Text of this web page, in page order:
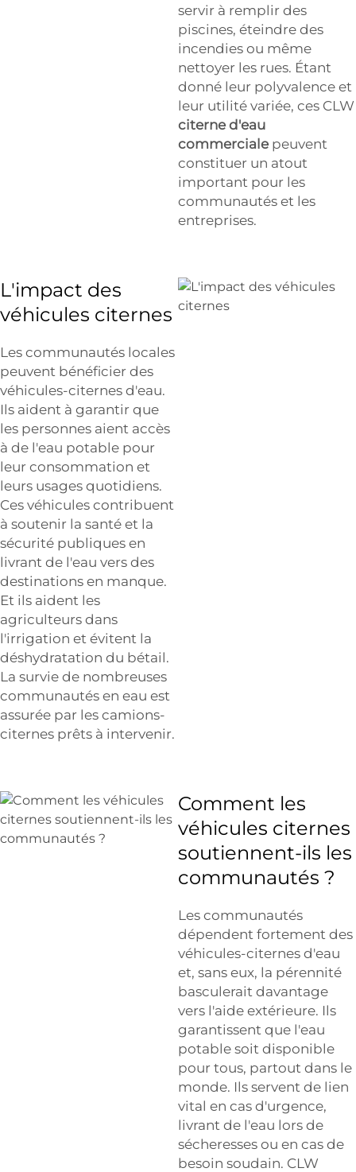
servir à remplir des
piscines, éteindre des
incendies ou même
nettoyer les rues. Étant
donné leur polyvalence et
leur utilité variée, ces CLW
citerne d'eau
commerciale peuvent
constituer un atout
important pour les
communautés et les
entreprises.
L'impact des
véhicules citernes
Les communautés locales
peuvent bénéficier des
véhicules-citernes d'eau.
Ils aident à garantir que
les personnes aient accès
à de l'eau potable pour
leur consommation et
leurs usages quotidiens.
Ces véhicules contribuent
à soutenir la santé et la
sécurité publiques en
livrant de l'eau vers des
destinations en manque.
Et ils aident les
agriculteurs dans
l'irrigation et évitent la
déshydratation du bétail.
La survie de nombreuses
communautés en eau est
assurée par les camions-
citernes prêts à intervenir.
Comment les
véhicules citernes
soutiennent-ils les
communautés ?
Les communautés
dépendent fortement des
véhicules-citernes d'eau
et, sans eux, la pérennité
basculerait davantage
vers l'aide extérieure. Ils
garantissent que l'eau
potable soit disponible
pour tous, partout dans le
monde. Ils servent de lien
vital en cas d'urgence,
livrant de l'eau lors de
sécheresses ou en cas de
besoin soudain. CLW